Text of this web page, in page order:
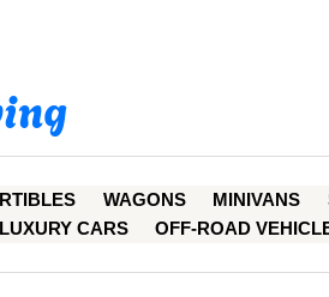
WAGONS MINIVANS
LUXURY CARS OFF-ROAD